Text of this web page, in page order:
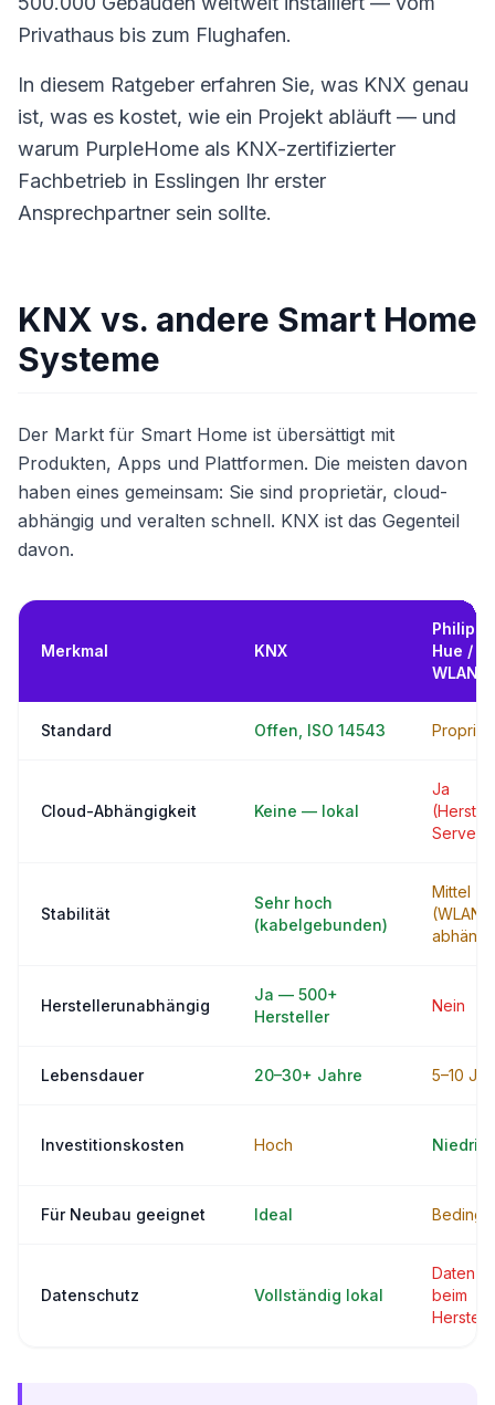
Privathaus bis zum Flughafen.
In diesem Ratgeber erfahren Sie, was KNX genau
ist, was es kostet, wie ein Projekt abläuft — und
warum PurpleHome als KNX-zertifizierter
Fachbetrieb in Esslingen Ihr erster
Ansprechpartner sein sollte.
KNX vs. andere Smart Home
Systeme
Der Markt für Smart Home ist übersättigt mit
Produkten, Apps und Plattformen. Die meisten davon
haben eines gemeinsam: Sie sind proprietär, cloud-
abhängig und veralten schnell. KNX ist das Gegenteil
davon.
Merkmal KNX
Philips
Hue /
WLAN
Standard Offen, ISO 14543
Cloud-Abhängigkeit Keine — lokal
Ja
Server)
Stabilität
Sehr hoch
(kabelgebunden)
Mittel
(WLAN-
Herstellerunabhängig
Ja — 500+
Hersteller
Nein
Lebensdauer 20–30+ Jahre 5–10
Investitionskosten Hoch Niedrig
Für Neubau geeignet Ideal Bedingt
Datenschutz Vollständig lokal
Daten
beim